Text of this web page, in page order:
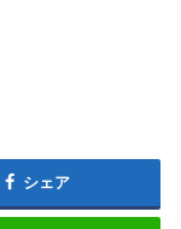
シェア